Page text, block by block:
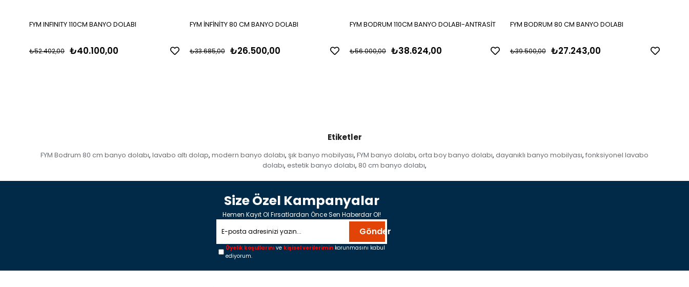
FYM INFINITY 110CM BANYO DOLABI
₺40.100,00
₺52.402,00
FYM İNFİNİTY 80 CM BANYO DOLABI
₺26.500,00
₺33.685,00
FYM BODRUM 110CM BANYO DOLABI-ANTRASİT
₺38.624,00
₺56.000,00
FYM BODRUM 80 CM BANYO DOLABI
₺27.243,00
₺39.500,00
Etiketler
FYM Bodrum 80 cm banyo dolabı, lavabo altı dolap, modern banyo dolabı, şık banyo mobilyası, FYM banyo dolabı, orta boy banyo dolabı, dayanıklı banyo mobilyası, fonksiyonel lavabo
dolabı, estetik banyo dolabı, 80 cm banyo dolabı,
Size Özel Kampanyalar
Hemen Kayıt Ol Fırsatlardan Önce Sen Haberdar Ol!
Gönder
Üyelik koşullarını ve kişisel verilerimin korunmasını kabul
ediyorum.